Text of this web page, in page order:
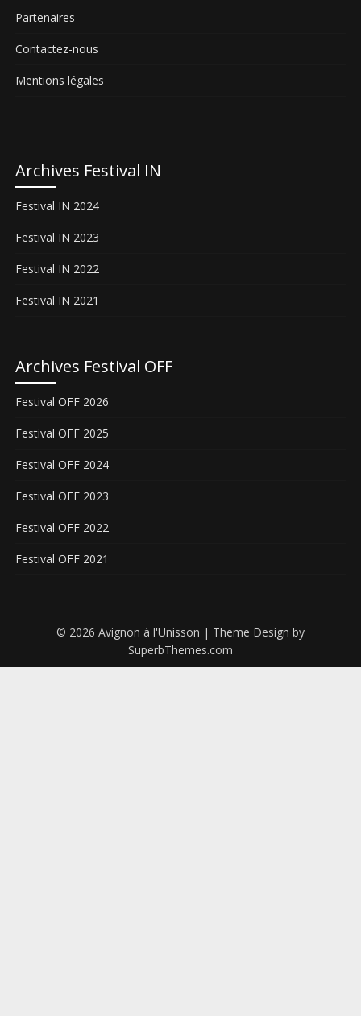
Partenaires
Contactez-nous
Mentions légales
Archives Festival IN
Festival IN 2024
Festival IN 2023
Festival IN 2022
Festival IN 2021
Archives Festival OFF
Festival OFF 2026
Festival OFF 2025
Festival OFF 2024
Festival OFF 2023
Festival OFF 2022
Festival OFF 2021
© 2026 Avignon à l'Unisson | Theme Design by
SuperbThemes.com